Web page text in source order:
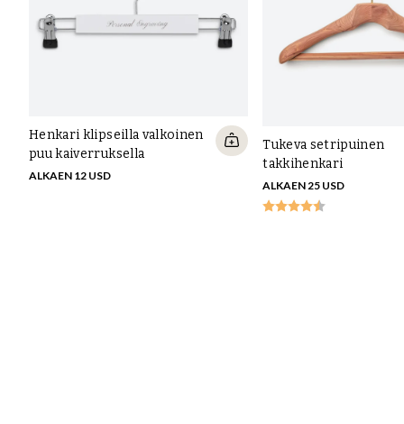
Henkari klipseilla valkoinen
puu kaiverruksella
ALKAEN 12 USD
Tukeva setripuinen
takkihenkari
ALKAEN 25 USD